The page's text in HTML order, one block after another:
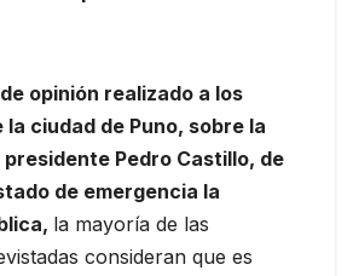
opinión realizado a los
la ciudad de Puno, sobre la
Pedro Castillo, de
de emergencia la
la mayoría de las
consideran que es